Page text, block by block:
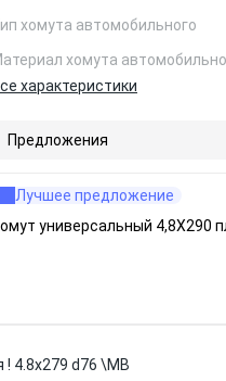
хомута автомобильного
хомута
характеристики
Предложения
Лучшее предложение
универсальный 4,8X290
4.8х279 d76 \MB